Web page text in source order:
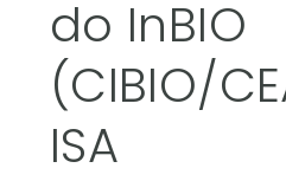
do InBIO
(CIBIO/
ISA